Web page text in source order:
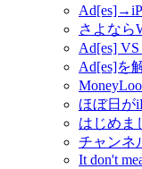
さよなら
Ad[es]
Ad[es]を
ほぼ日が
はじめま
チャンネ
It don't